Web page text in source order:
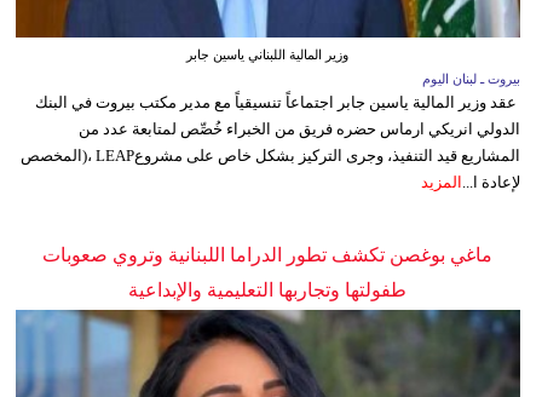
وزير المالية اللبناني ياسين جابر
بيروت ـ لبنان اليوم
عقد وزير المالية ياسين جابر اجتماعاً تنسيقياً مع مدير مكتب بيروت في البنك
الدولي انريكي ارماس حضره فريق من الخبراء خُصِّص لمتابعة عدد من
المشاريع قيد التنفيذ، وجرى التركيز بشكل خاص على مشروعLEAP ،(المخصص
لإعادة ا...
المزيد
ماغي بوغصن تكشف تطور الدراما اللبنانية وتروي صعوبات
طفولتها وتجاربها التعليمية والإبداعية